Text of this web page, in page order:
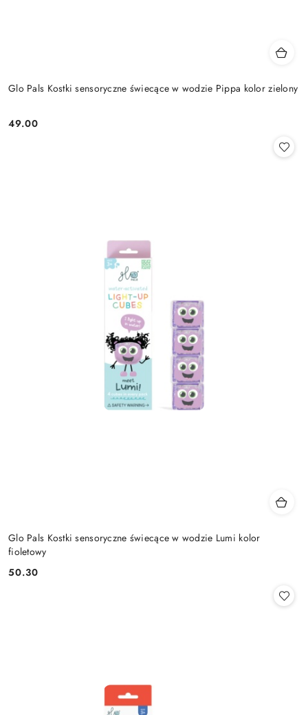
Glo Pals Kostki sensoryczne świecące w wodzie Pippa kolor zielony
Cena:
49.00
Glo Pals Kostki sensoryczne świecące w wodzie Lumi kolor
fioletowy
Cena:
50.30